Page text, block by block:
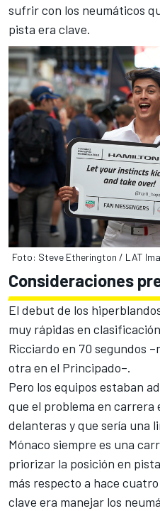
sufrir con los neumáticos
pista era clave.
Foto: Steve Etherington / LAT
Consideraciones
El debut de los
muy rápidas en
Ricciardo en 70 segundos –
otra en el Principado–.
Pero los equipos estaban
que el problema en carrera
delanteras y que sería una
Mónaco siempre es una
priorizar la posición en
más respecto a hace
clave era manejar los